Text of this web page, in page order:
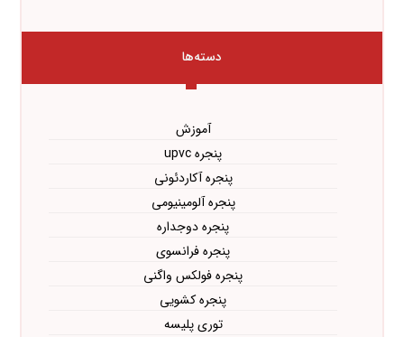
دسته‌ها
آموزش
پنجره upvc
پنجره آکاردئونی
پنجره آلومینیومی
پنجره دوجداره
پنجره فرانسوی
پنجره فولکس واگنی
پنجره کشویی
توری پلیسه